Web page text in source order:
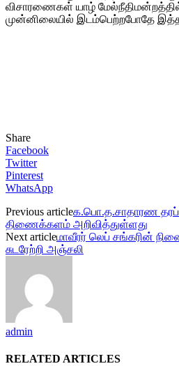
விசாரணைகள் யாழ்
முன்னிலையில் இடம்பெற்றபோதே
Share
Facebook
Twitter
Pinterest
WhatsApp
Previous articleக.பொ.த.சாதாரண
திணைக்களம் அறிவித்துள்ளது
Next articleமாவீரர் லெப் சங்கரின்
சுடரேற்றி அஞ்சலி
admin
RELATED ARTICLES